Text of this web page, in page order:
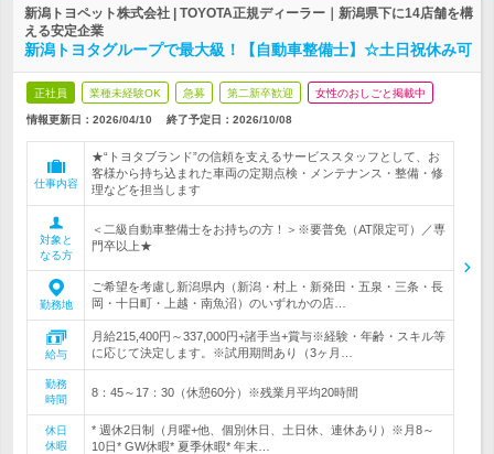
新潟トヨペット株式会社 | TOYOTA正規ディーラー｜新潟県下に14店舗を構
える安定企業
新潟トヨタグループで最大級！【自動車整備士】☆土日祝休み可
正社員 業種未経験OK 急募 第二新卒歓迎 女性のおしごと掲載中
情報更新日：2026/04/10 終了予定日： 2026/10/08
仕事内容
★“トヨタブランド”の信頼を支えるサービススタッフとして、お
客様から持ち込まれた車両の定期点検・メンテナンス・整備・修
理などを担当します
対象と
なる方
＜二級自動車整備士をお持ちの方！＞※要普免（AT限定可）／専
門卒以上★
勤務地
ご希望を考慮し新潟県内（新潟・村上・新発田・五泉・三条・長
岡・十日町・上越・南魚沼）のいずれかの店…
給与
月給215,400円～337,000円+諸手当+賞与※経験・年齢・スキル等
に応じて決定します。※試用期間あり（3ヶ月…
勤務
時間
8：45～17：30（休憩60分）※残業月平均20時間
休日
休暇
* 週休2日制（月曜+他、個別休日、土日休、連休あり）※月8～
10日* GW休暇* 夏季休暇* 年末…